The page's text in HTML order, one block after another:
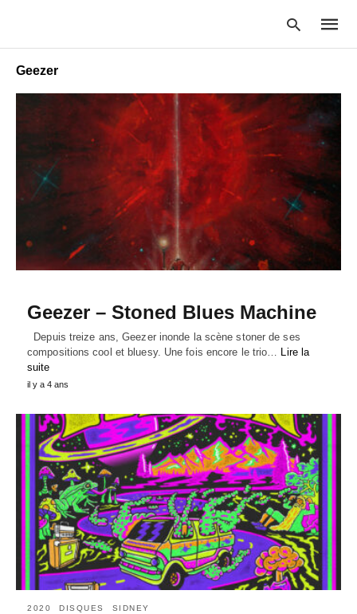
Type
search
query
and
hit
enter:
Geezer
Geezer – Stoned Blues Machine
Depuis treize ans, Geezer inonde la scène stoner de ses
compositions cool et bluesy. Une fois encore le trio… Lire la
suite
il y a 4 ans
2020 DISQUES SIDNEY